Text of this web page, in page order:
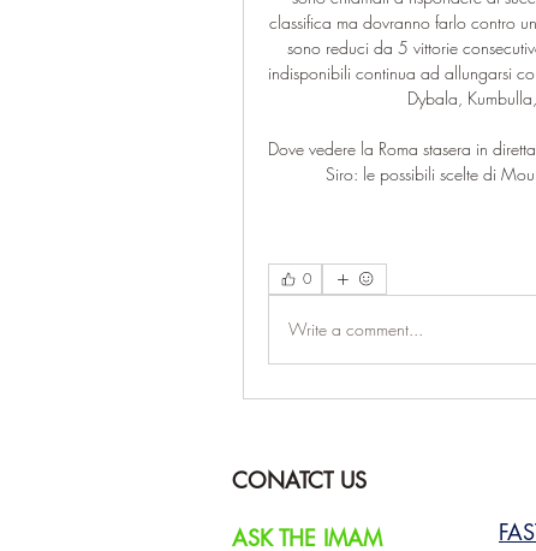
classifica ma dovranno farlo contro
sono reduci da 5 vittorie
indisponibili continua ad allungarsi
Dybala,
Dove vedere la Roma stasera in
Siro: le possibili scelte di
0
Write a comment...
CONATCT US
ASK THE IMAM